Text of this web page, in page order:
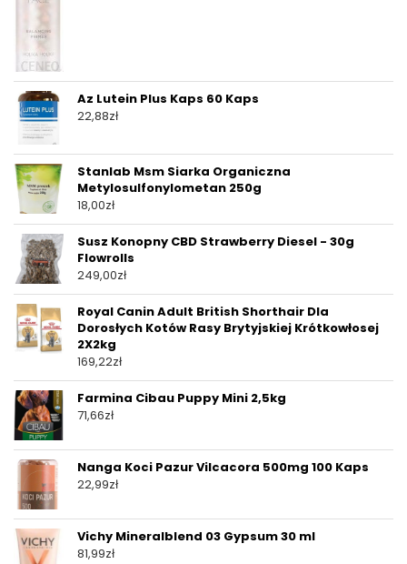
Az Lutein Plus Kaps 60 Kaps
22,88zł
Stanlab Msm Siarka Organiczna
Metylosulfonylometan 250g
18,00zł
Susz Konopny CBD Strawberry Diesel - 30g
Flowrolls
249,00zł
Royal Canin Adult British Shorthair Dla
Dorosłych Kotów Rasy Brytyjskiej Krótkowłosej
2X2kg
169,22zł
Farmina Cibau Puppy Mini 2,5kg
71,66zł
Nanga Koci Pazur Vilcacora 500mg 100 Kaps
22,99zł
Vichy Mineralblend 03 Gypsum 30 ml
81,99zł